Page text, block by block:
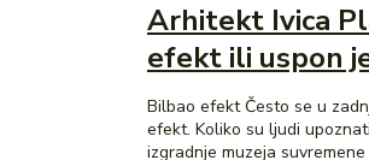
Arhitekt Ivica
efekt ili uspon
Bilbao efekt Često se u
efekt. Koliko su ljudi
izgradnje muzeja